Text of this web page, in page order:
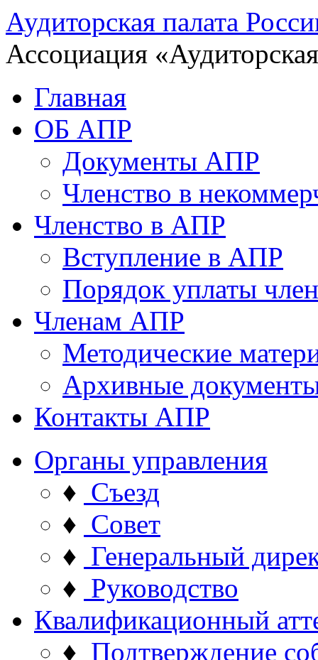
Аудиторская палата
Ассоциация
Главная
ОБ АПР
Документы АПР
Членство в
Членство в АПР
Вступление в АПР
Порядок уплаты
Членам АПР
Методические
Архивные
Контакты АПР
Органы управления
♦ Съезд
♦ Совет
♦ Генеральный
♦ Руководство
Квалификационный
♦ Подтверждение